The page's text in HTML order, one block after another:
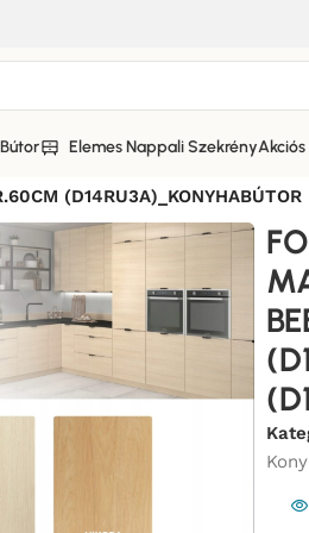
Elemes Nappali Szekrény
(D14RU3A)_KONYHABÚTOR